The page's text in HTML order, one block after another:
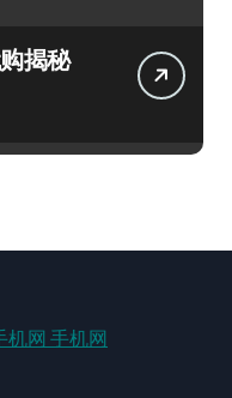
揭秘
机网手机网